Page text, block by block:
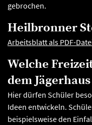
gebrochen.
Heilbronner
Arbeitsblatt als PDF-
Welche
dem
Hier dürfen Schüler
Ideen entwickeln.
beispielsweise den